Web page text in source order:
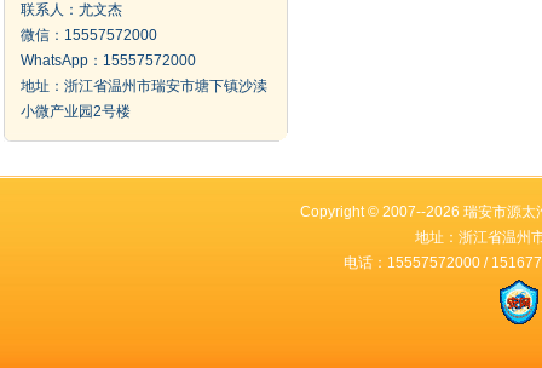
联系人： 尤文杰
微信： 15557572000
WhatsApp： 15557572000
地址： 浙江省温州市瑞安市塘下镇沙渎
小微产业园2号楼
Copyright © 2007--2026 瑞安市源
地址：浙江省温州
电话：15557572000 /